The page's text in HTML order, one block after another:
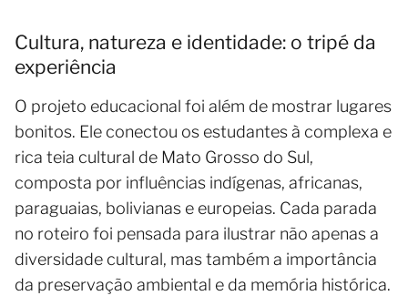
Cultura, natureza e identidade: o tripé da
experiência
O projeto educacional foi além de mostrar lugares
bonitos. Ele conectou os estudantes à complexa e
rica teia cultural de Mato Grosso do Sul,
composta por influências indígenas, africanas,
paraguaias, bolivianas e europeias. Cada parada
no roteiro foi pensada para ilustrar não apenas a
diversidade cultural, mas também a importância
da preservação ambiental e da memória histórica.